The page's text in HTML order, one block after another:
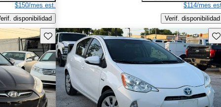
$150/mes est.
disponibilidad
$114/mes
Verif. disponibilidad
Guarda este Aviso